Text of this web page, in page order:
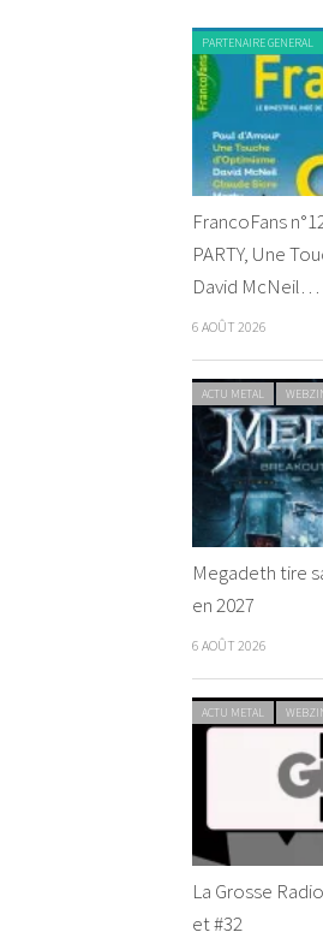
PARTENAIRE GENERAL
FrancoFans
PARTY, Une
David McNeil…
6 AOÛT 2026
ACTU METAL
Megadeth tire
en 2027
6 AOÛT 2026
ACTU METAL
La Grosse
et #32